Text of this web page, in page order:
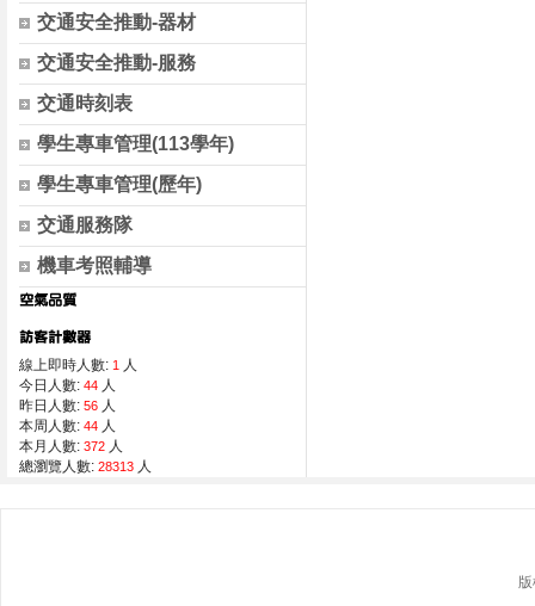
交通安全推動-器材
交通安全推動-服務
交通時刻表
學生專車管理(113學年)
學生專車管理(歷年)
交通服務隊
機車考照輔導
線上即時人數: 1 人
今日人數: 44 人
昨日人數: 56 人
本周人數: 44 人
本月人數: 372 人
總瀏覽人數: 28313 人